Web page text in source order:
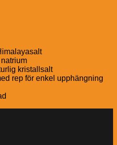
kristallsalt
rep för enkel upphängning